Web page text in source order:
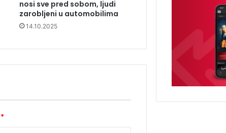
nosi sve pred sobom, ljudi
zarobljeni u automobilima
14.10.2025
*